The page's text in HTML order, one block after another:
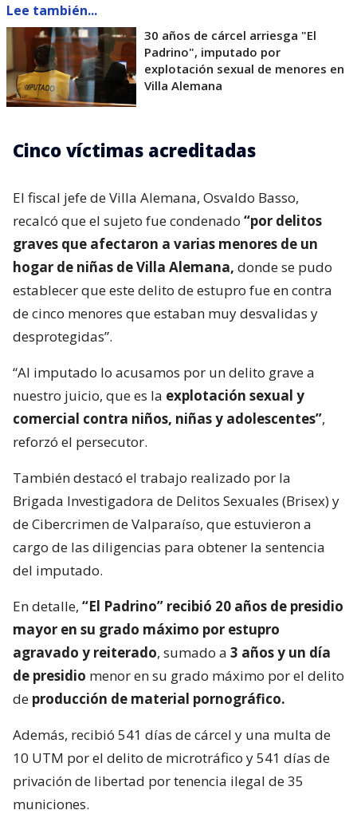
Lee también...
30 años de cárcel arriesga "El
Padrino", imputado por
explotación sexual de menores en
Villa Alemana
Cinco víctimas acreditadas
El fiscal jefe de Villa Alemana, Osvaldo Basso,
recalcó que el sujeto fue condenado “por delitos
graves que afectaron a varias menores de un
hogar de niñas de Villa Alemana, donde se pudo
establecer que este delito de estupro fue en contra
de cinco menores que estaban muy desvalidas y
desprotegidas”.
“Al imputado lo acusamos por un delito grave a
nuestro juicio, que es la explotación sexual y
comercial contra niños, niñas y adolescentes”,
reforzó el persecutor.
También destacó el trabajo realizado por la
Brigada Investigadora de Delitos Sexuales (Brisex) y
de Cibercrimen de Valparaíso, que estuvieron a
cargo de las diligencias para obtener la sentencia
del imputado.
En detalle, “El Padrino” recibió 20 años de presidio
mayor en su grado máximo por estupro
agravado y reiterado, sumado a 3 años y un día
de presidio menor en su grado máximo por el delito
de producción de material pornográfico.
Además, recibió 541 días de cárcel y una multa de
10 UTM por el delito de microtráfico y 541 días de
privación de libertad por tenencia ilegal de 35
municiones.